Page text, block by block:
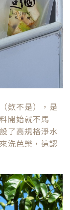
欸不是），是
開始就不馬
了高規格淨水
洗芭樂，這認